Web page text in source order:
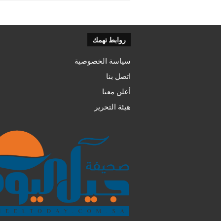
روابط تهمك
سياسة الخصوصية
اتصل بنا
أعلن معنا
هيئة التحرير